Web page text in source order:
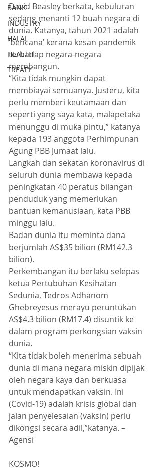
BANK
INDUSTRY
HALAL
HEALTH
TREATY
David Beasley berkata, kebuluran
sedang menanti 12 buah negara di
dunia. Katanya, tahun 2021 adalah
‘bencana’ kerana kesan pandemik
terhadap negara-negara
membangun.
“Kita tidak mungkin dapat
membiayai semuanya. Justeru, kita
perlu memberi keutamaan dan
seperti yang saya kata, malapetaka
menunggu di muka pintu,” katanya
kepada 193 anggota Perhimpunan
Agung PBB Jumaat lalu.
Langkah dan sekatan koronavirus di
seluruh dunia membawa kepada
peningkatan 40 peratus bilangan
penduduk yang memerlukan
bantuan kemanusiaan, kata PBB
minggu lalu.
Badan dunia itu meminta dana
berjumlah AS$35 bilion (RM142.3
bilion).
Perkembangan itu berlaku selepas
ketua Pertubuhan Kesihatan
Sedunia, Tedros Adhanom
Ghebreyesus merayu peruntukan
AS$4.3 bilion (RM17.4) disuntik ke
dalam program perkongsian vaksin
dunia.
“Kita tidak boleh menerima sebuah
dunia di mana negara miskin dipijak
oleh negara kaya dan berkuasa
untuk mendapatkan vaksin. Ini
(Covid-19) adalah krisis global dan
jalan penyelesaian (vaksin) perlu
dikongsi secara adil,”katanya. –
Agensi
KOSMO!